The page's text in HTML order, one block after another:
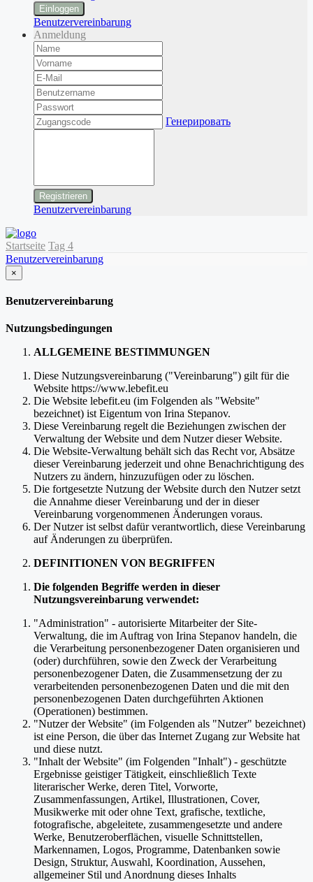
Einloggen
Benutzervereinbarung
Anmeldung
Генерировать
Benutzervereinbarung
Startseite Tag 4
Benutzervereinbarung
×
schließen
Benutzervereinbarung
Nutzungsbedingungen
ALLGEMEINE BESTIMMUNGEN
Diese Nutzungsvereinbarung ("Vereinbarung") gilt für die
Website https://www.lebefit.eu
Die Website lebefit.eu (im Folgenden als "Website"
bezeichnet) ist Eigentum von Irina Stepanov.
Diese Vereinbarung regelt die Beziehungen zwischen der
Verwaltung der Website und dem Nutzer dieser Website.
Die Website-Verwaltung behält sich das Recht vor, Absätze
dieser Vereinbarung jederzeit und ohne Benachrichtigung des
Nutzers zu ändern, hinzuzufügen oder zu löschen.
Die fortgesetzte Nutzung der Website durch den Nutzer setzt
die Annahme dieser Vereinbarung und der in dieser
Vereinbarung vorgenommenen Änderungen voraus.
Der Nutzer ist selbst dafür verantwortlich, diese Vereinbarung
auf Änderungen zu überprüfen.
DEFINITIONEN VON BEGRIFFEN
Die folgenden Begriffe werden in dieser
Nutzungsvereinbarung verwendet:
"Administration" - autorisierte Mitarbeiter der Site-
Verwaltung, die im Auftrag von Irina Stepanov handeln, die
die Verarbeitung personenbezogener Daten organisieren und
(oder) durchführen, sowie den Zweck der Verarbeitung
personenbezogener Daten, die Zusammensetzung der zu
verarbeitenden personenbezogenen Daten und die mit den
personenbezogenen Daten durchgeführten Aktionen
(Operationen) bestimmen.
"Nutzer der Website" (im Folgenden als "Nutzer" bezeichnet)
ist eine Person, die über das Internet Zugang zur Website hat
und diese nutzt.
"Inhalt der Website" (im Folgenden "Inhalt") - geschützte
Ergebnisse geistiger Tätigkeit, einschließlich Texte
literarischer Werke, deren Titel, Vorworte,
Zusammenfassungen, Artikel, Illustrationen, Cover,
Musikwerke mit oder ohne Text, grafische, textliche,
fotografische, abgeleitete, zusammengesetzte und andere
Werke, Benutzeroberflächen, visuelle Schnittstellen,
Markennamen, Logos, Programme, Datenbanken sowie
Design, Struktur, Auswahl, Koordination, Aussehen,
allgemeiner Stil und Anordnung dieses Inhalts